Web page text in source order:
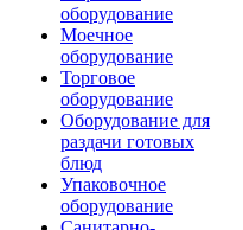
оборудование
Моечное
оборудование
Торговое
оборудование
Оборудование для
раздачи готовых
блюд
Упаковочное
оборудование